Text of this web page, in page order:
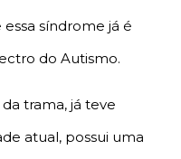
síndrome já é
do Autismo.
trama, já teve
atual, possui uma